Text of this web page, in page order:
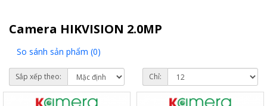
Camera HIKVISION 2.0MP
So sánh sản phẩm (0)
Sắp xếp theo: Chỉ: